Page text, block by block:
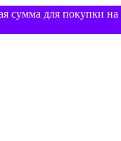
сумма для покупки на